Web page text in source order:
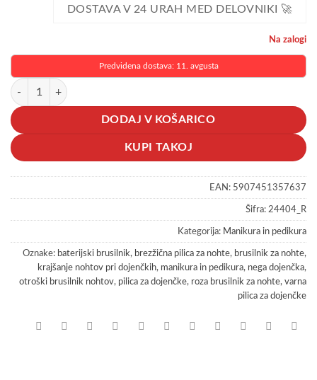
DOSTAVA V 24 URAH MED DELOVNIKI 🚀
Na zalogi
Predvidena dostava: 11. avgusta
Brezžični baterijski brusilnik za nohte za dojenčke otroke in odrasle
DODAJ V KOŠARICO
KUPI TAKOJ
EAN: 5907451357637
Šifra: 24404_R
Kategorija: Manikura in pedikura
Oznake: baterijski brusilnik, brezžična pilica za nohte, brusilnik za nohte,
krajšanje nohtov pri dojenčkih, manikura in pedikura, nega dojenčka,
otroški brusilnik nohtov, pilica za dojenčke, roza brusilnik za nohte, varna
pilica za dojenčke